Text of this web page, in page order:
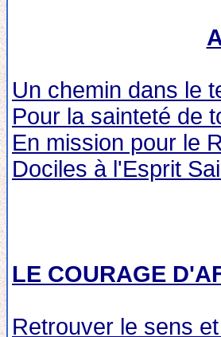
Un chemin dans le
Pour la sainteté de
En mission pour le
Dociles à l'Esprit
LE COURAGE
Retrouver le sens